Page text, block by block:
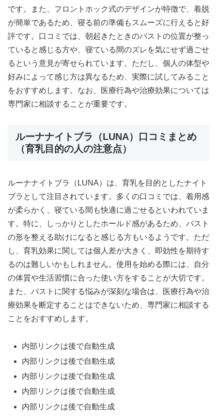
です。また、フロントホック式のデザインが特徴で、着脱
が簡単であるため、寝る前の準備もスムーズに行えると好
評です。口コミでは、朝起きたときのバストの位置が整っ
ていると感じる方や、寝ている間のズレを気にせず過ごせ
るという意見が寄せられています。ただし、個人の体型や
好みによって感じ方は異なるため、実際に試してみること
をおすすめします。なお、医療行為や治療効果については
専門家に相談することが重要です。
ルーナナイトブラ（LUNA）口コミまとめ
（育乳目的の人の注意点）
ルーナナイトブラ（LUNA）は、育乳を目的としたナイト
ブラとして注目されています。多くの口コミでは、着用感
が柔らかく、寝ている間も快適に過ごせるといわれていま
す。特に、しっかりとしたホールド感があるため、バスト
の形を整える助けになると感じる方もいるようです。ただ
し、育乳効果に関しては個人差が大きく、即効性を期待す
るのは難しいかもしれません。使用を始める際には、自分
の体質や生活習慣に合った使い方をすることが大切です。
また、バストに関する悩みが深刻な場合は、医療行為や治
療効果を断定することはできないため、専門家に相談する
ことをおすすめします。
内部リンクは後で自動生成
内部リンクは後で自動生成
内部リンクは後で自動生成
内部リンクは後で自動生成
内部リンクは後で自動生成